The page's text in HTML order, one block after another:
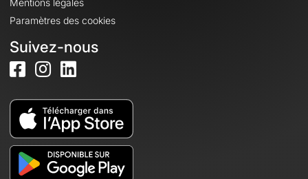
Mentions légales
Paramètres des cookies
Suivez-nous